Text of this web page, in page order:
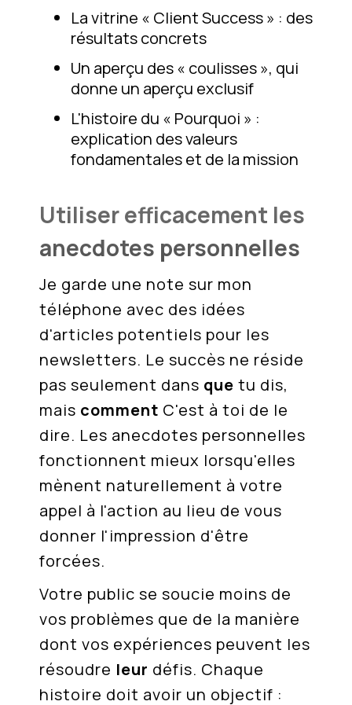
La vitrine « Client Success » : des
résultats concrets
Un aperçu des « coulisses », qui
donne un aperçu exclusif
L'histoire du « Pourquoi » :
explication des valeurs
fondamentales et de la mission
Utiliser efficacement les
anecdotes personnelles
Je garde une note sur mon
téléphone avec des idées
d'articles potentiels pour les
newsletters. Le succès ne réside
pas seulement dans que tu dis,
mais comment C'est à toi de le
dire. Les anecdotes personnelles
fonctionnent mieux lorsqu'elles
mènent naturellement à votre
appel à l'action au lieu de vous
donner l'impression d'être
forcées.
Votre public se soucie moins de
vos problèmes que de la manière
dont vos expériences peuvent les
résoudre leur défis. Chaque
histoire doit avoir un objectif :